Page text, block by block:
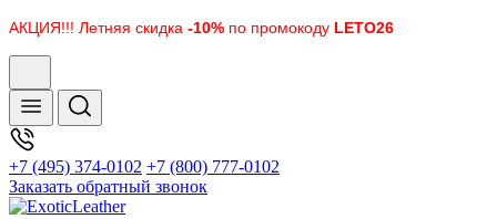
АКЦИЯ!!! Летняя скидка -10% по промокоду LETO26
+7 (495) 374-0102 +7 (800) 777-0102
Заказать обратный звонок